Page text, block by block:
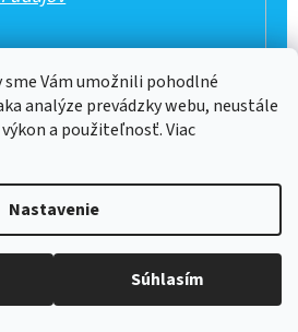
sme Vám umožnili pohodlné
analýze prevádzky webu, neustále
a použiteľnosť. Viac
Nastavenie
Súhlasím
pyžamá. Všetky práva vyhradené.
nastavenie cookies